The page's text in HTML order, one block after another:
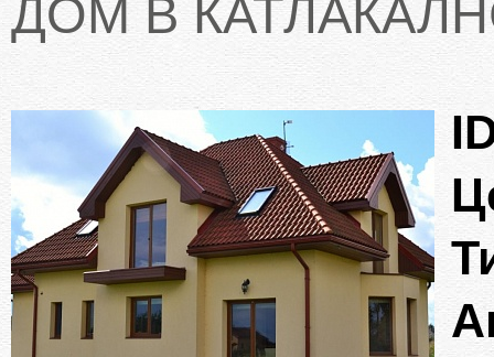
ДОМ В